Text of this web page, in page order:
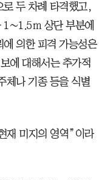
로 두 차례 타격했고,
1∼1.5ｍ 상단 부분에
의한 피격 가능성은
에 대해서는 추가적
체나 기종 등을 식별
재 미지의 영역”이라